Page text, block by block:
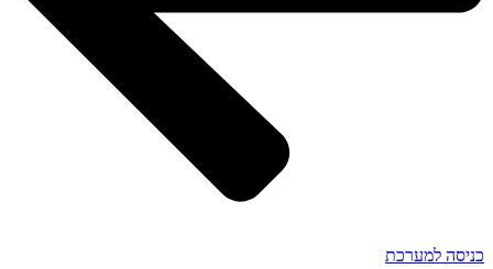
כניסה למערכת